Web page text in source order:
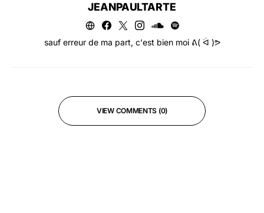
JEANPAULTARTE
sauf erreur de ma part, c'est bien moi ᕕ( ᐛ )ᕗ
VIEW COMMENTS (0)